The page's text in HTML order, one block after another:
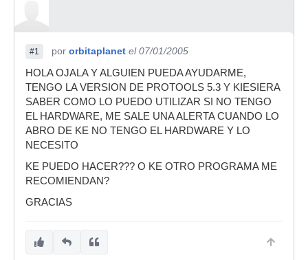
#1 por orbitaplanet el 07/01/2005
HOLA OJALA Y ALGUIEN PUEDA AYUDARME,
TENGO LA VERSION DE PROTOOLS 5.3 Y KIESIERA
SABER COMO LO PUEDO UTILIZAR SI NO TENGO
EL HARDWARE, ME SALE UNA ALERTA CUANDO LO
ABRO DE KE NO TENGO EL HARDWARE Y LO
NECESITO
KE PUEDO HACER??? O KE OTRO PROGRAMA ME
RECOMIENDAN?
GRACIAS